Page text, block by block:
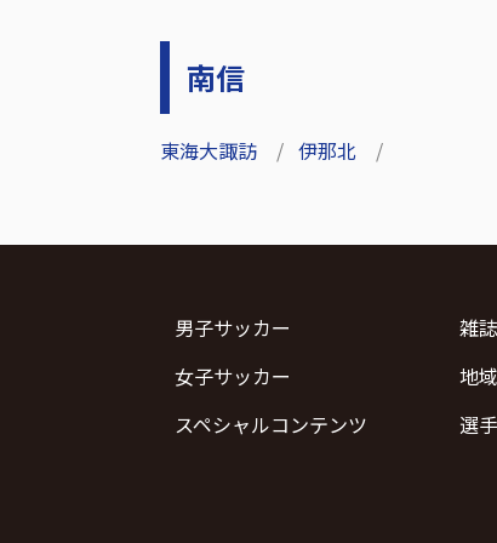
南信
東海大諏訪 伊那北
男子サッカー
女子サッカー
スペシャルコンテンツ
雑誌
地
選